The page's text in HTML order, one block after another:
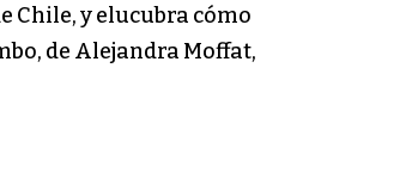
Chile, y elucubra cómo
de Alejandra Moffat,